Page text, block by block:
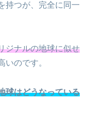
持つが、完全に同一
ジナルの地球に似せ
いのです。
球はどうなっている